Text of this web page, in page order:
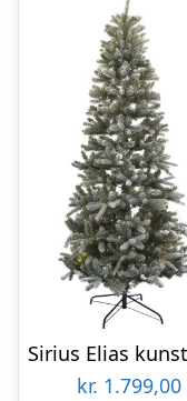
kr. 1.799,00